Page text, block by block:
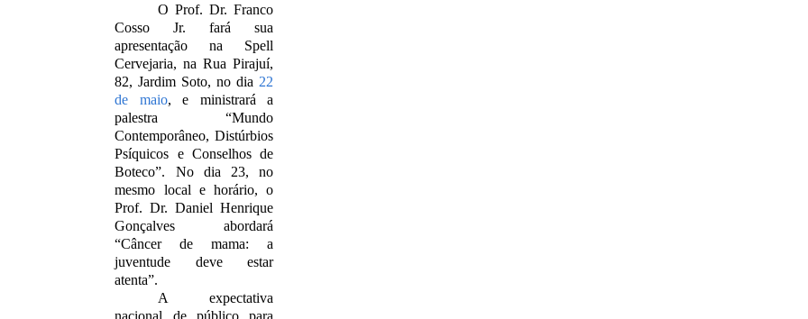
O Prof. Dr. Franco
Cosso Jr. fará sua
apresentação na Spell
Cervejaria, naRua Pirajuí,
82, Jardim Soto,no dia 22
de maio, e ministrará a
palestra “Mundo
Contemporâneo, Distúrbios
Psíquicos e Conselhos de
Boteco”. No dia 23, no
mesmo local e horário, o
Prof. Dr. Daniel Henrique
Gonçalves abordará
“Câncer de mama: a
juventude deve estar
atenta”.
A expectativa
nacional de público para